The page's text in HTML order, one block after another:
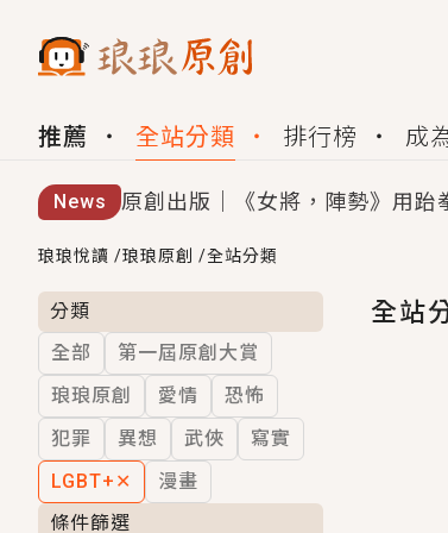
推薦 全站分類 排行榜 成
News 原創出版｜《女將，陣勢》用跆
創,作家招募｜華文小說創作首
小編心動書單｜《離婚你提的
GL｜《夏日與檸檬與重疊世界
BL｜《費洛蒙中毒》救命！特
OMG你嚇到我了｜《陰陽鬼店
言情｜《國語推行員》每個人心
琅琅悅讀 /琅琅原創 /全站分類
分類
全部
第一屆原創大賞
琅琅原創
愛情
恐怖
犯罪
異想 武俠
寫實
LGBT+ ✕
漫畫
條件篩選
全站